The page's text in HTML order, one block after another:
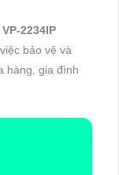
VP-2234IP
bảo vệ và
hàng, gia đình